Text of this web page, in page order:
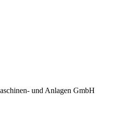
und Anlagen GmbH